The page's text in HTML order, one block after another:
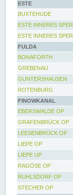
ESTE
BUXTEHUDE
ESTE INNERES
ESTE INNERES
FULDA
BONAFORTH
GREBENAU
GUNTERSHAUSEN
ROTENBURG
FINOWKANAL
EBERSWALDE OP
GRAFENBRÜCK OP
LEESENBRÜCK OP
LIEPE OP
LIEPE UP
RAGÖSE OP
RUHLSDORF OP
STECHER OP